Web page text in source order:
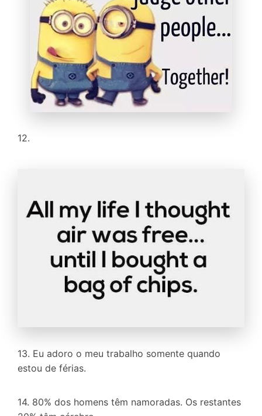
12.
13. Eu adoro o meu trabalho somente quando
estou de férias.
14. 80% dos homens têm namoradas. Os restantes